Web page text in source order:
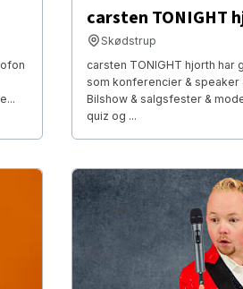
carsten TONIGHT
Skødstrup
carsten TONIGHT hjorth har
som konferencier & speaker
Bilshow & salgsfester &
quiz og ...